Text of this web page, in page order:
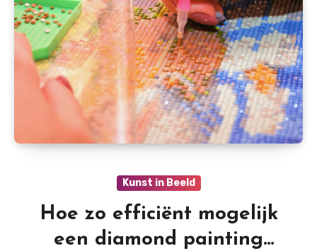
Kunst in Beeld
Hoe zo efficiënt mogelijk
een diamond painting